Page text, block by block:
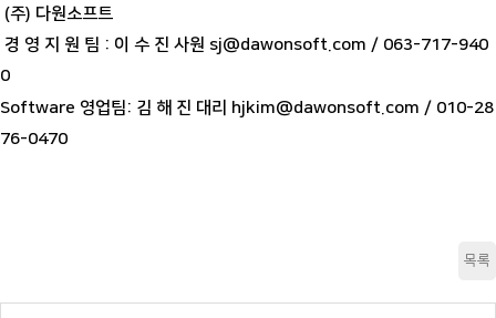
(주) 다원소프트
경 영 지 원 팀 : 이 수 진 사원 sj@dawonsoft.com / 063-717-940
0
Software 영업팀: 김 해 진 대리 hjkim@dawonsoft.com / 010-28
76-0470
목록